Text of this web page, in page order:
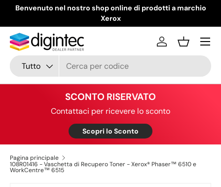
Benvenuto nel nostro shop online di prodotti a marchio
Xerox
Cerca
Tipo prodotto
Tutto
AccediCestino
Menu
SCONTO RISERVATO
Contattaci per ricevere lo sconto
Scopri lo Sconto
Pagina principale
108R01416 - Vaschetta di Recupero Toner - Xerox® Phaser™ 6510 e
WorkCentre™ 6515